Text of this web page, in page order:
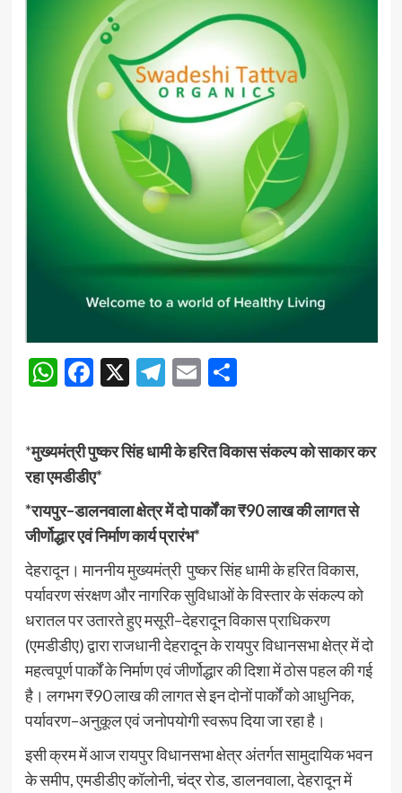
WhatsApp
Facebook
X Telegram
EmailShare
*मुख्यमंत्री पुष्कर सिंह धामी के हरित विकास संकल्प को साकार कर
रहा एमडीडीए*
*रायपुर–डालनवाला क्षेत्र में दो पार्कों का ₹90 लाख की लागत से
जीर्णोद्धार एवं निर्माण कार्य प्रारंभ*
देहरादून। माननीय मुख्यमंत्री पुष्कर सिंह धामी के हरित विकास,
पर्यावरण संरक्षण और नागरिक सुविधाओं के विस्तार के संकल्प को
धरातल पर उतारते हुए मसूरी–देहरादून विकास प्राधिकरण
(एमडीडीए) द्वारा राजधानी देहरादून के रायपुर विधानसभा क्षेत्र में दो
महत्वपूर्ण पार्कों के निर्माण एवं जीर्णोद्धार की दिशा में ठोस पहल की गई
है। लगभग ₹90 लाख की लागत से इन दोनों पार्कों को आधुनिक,
पर्यावरण–अनुकूल एवं जनोपयोगी स्वरूप दिया जा रहा है।
इसी क्रम में आज रायपुर विधानसभा क्षेत्र अंतर्गत सामुदायिक भवन
के समीप, एमडीडीए कॉलोनी, चंद्र रोड, डालनवाला, देहरादून में